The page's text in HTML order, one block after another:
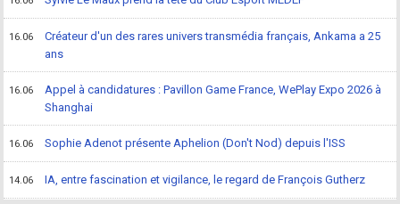
16.06
Créateur d'un des rares univers transmédia français, Ankama a 25
ans
16.06
Appel à candidatures : Pavillon Game France, WePlay Expo 2026 à
Shanghai
16.06 Sophie Adenot présente Aphelion (Don't Nod) depuis l'ISS
14.06 IA, entre fascination et vigilance, le regard de François Gutherz